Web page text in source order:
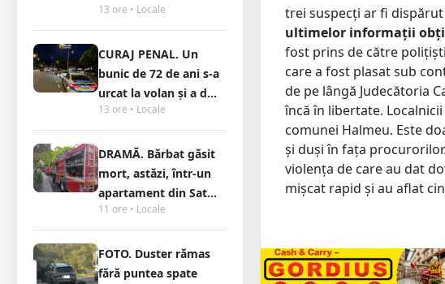
13 ore • Locale
CURAJ PENAL. Un
bunic de 72 de ani s-a
urcat la volan și a d...
13 ore • Locale
DRAMĂ. Bărbat găsit
mort, astăzi, într-un
apartament din Sat...
11 ore • Locale
FOTO. Duster rămas
fără puntea spate
trei suspecți ar fi
ultimelor informații
fost prins de către
care a fost plasat sub
de pe lângă Judecătoria
încă în libertate.
comunei Halmeu. Este
și duși în fața
violența de care au dat
mișcat rapid și au aflat